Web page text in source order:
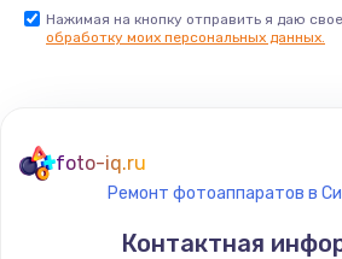
Заказать
Замена
1200 руб.
Нажимая на кнопку отправить я даю свое
обработку моих персональных данных.
foto-iq.ru
Ремонт фотоаппаратов в
Контактная